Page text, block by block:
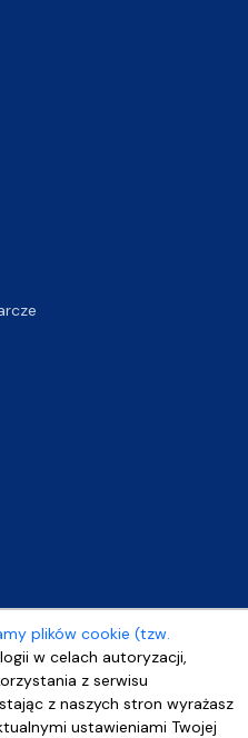
plików cookie (tzw.
w celach autoryzacji,
z serwisu
z naszych stron wyrażasz
ustawieniami Twojej